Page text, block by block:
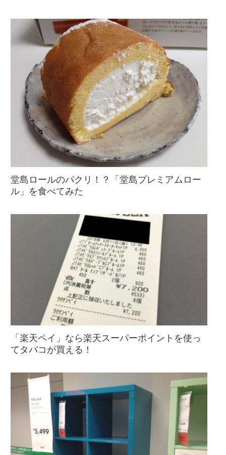
堂島ロールのパクリ！？「堂島プレミアムロー
ル」を食べてみた
「楽天ペイ」なら楽天スーパーポイントを使っ
てタバコが買える！